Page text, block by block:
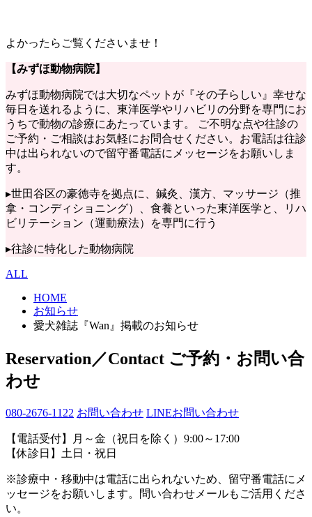
よかったらご覧くださいませ！
【みずほ動物病院】
みずほ動物病院では大切なペットが『その子らしい』幸せな
毎日を送れるように、東洋医学やリハビリの分野を専門にお
うちで動物の診療にあたっています。 ご不明な点や往診の
ご予約・ご相談はお気軽にお問合せください。お電話は往診
中は出られないので留守番電話にメッセージをお願いしま
す。
▸世田谷区の豪徳寺を拠点に、鍼灸、漢方、マッサージ（推
拿・コンディショニング）、食養といった東洋医学と、リハ
ビリテーション（運動療法）を専門に行う
▸往診に特化した動物病院
ALL
HOME
お知らせ
愛犬雑誌『Wan』掲載のお知らせ
Reservation／Contact ご予約・お問い合
わせ
080-2676-1122 お問い合わせ LINEお問い合わせ
【電話受付】月～金（祝日を除く）9:00～17:00
【休診日】土日・祝日
※診療中・移動中は電話に出られないため、留守番電話にメ
ッセージをお願いします。問い合わせメールもご活用くださ
い。